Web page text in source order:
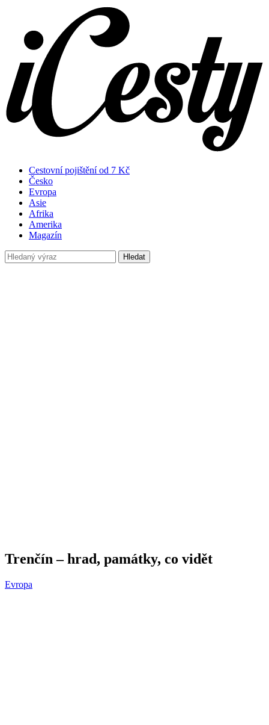
Cestovní pojištění od 7 Kč
Česko
Evropa
Asie
Afrika
Amerika
Magazín
Hledat
Trenčín – hrad, památky, co vidět
Evropa